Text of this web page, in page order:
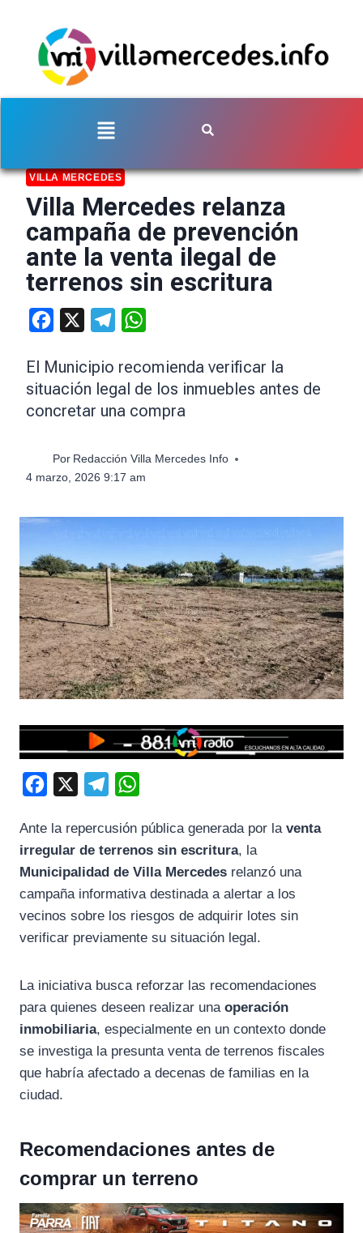
VILLA MERCEDES
Villa Mercedes relanza
campaña de prevención
ante la venta ilegal de
terrenos sin escritura
Facebook Telegram
El Municipio recomienda verificar la
situación legal de los inmuebles antes de
concretar una compra
Por Redacción Villa Mercedes Info
4 marzo, 2026 9:17 am
c
e
b
o
o
l
e
g
a
t
s
Ante la repercusión pública generada por la venta
irregular de terrenos sin escritura, la
Municipalidad de Villa Mercedes relanzó una
campaña informativa destinada a alertar a los
vecinos sobre los riesgos de adquirir lotes sin
verificar previamente su situación legal.
La iniciativa busca reforzar las recomendaciones
para quienes deseen realizar una operación
inmobiliaria, especialmente en un contexto donde
se investiga la presunta venta de terrenos fiscales
que habría afectado a decenas de familias en la
ciudad.
Recomendaciones antes de
comprar un terreno